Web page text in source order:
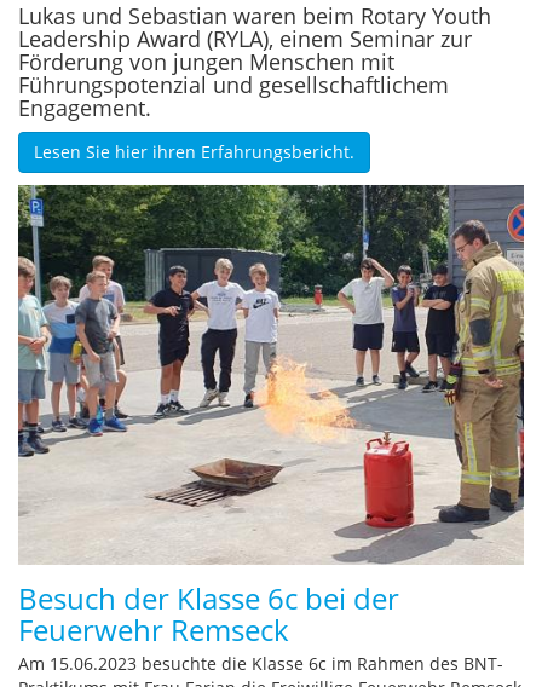
Lukas und Sebastian waren beim Rotary Youth
Leadership Award (RYLA), einem Seminar zur
Förderung von jungen Menschen mit
Führungspotenzial und gesellschaftlichem
Engagement.
Lesen Sie hier ihren Erfahrungsbericht.
Besuch der Klasse 6c bei der
Feuerwehr Remseck
Am 15.06.2023 besuchte die Klasse 6c im Rahmen des BNT-